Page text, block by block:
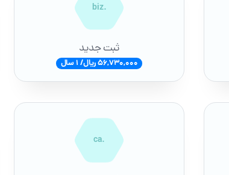
.biz
ثبت جدید
56,730,000 ریال/ 1 سال
.ca